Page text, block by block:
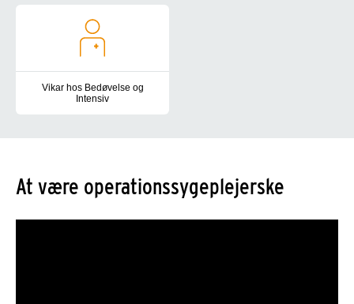
Vikar hos Bedøvelse og
Intensiv
At være operationssygeplejerske